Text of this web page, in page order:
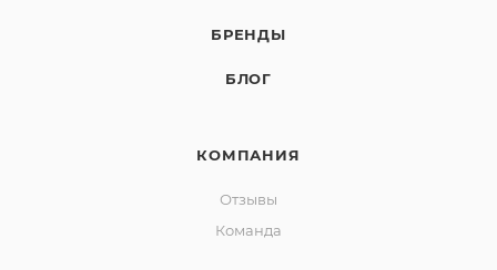
БРЕНДЫ
БЛОГ
КОМПАНИЯ
Отзывы
Команда